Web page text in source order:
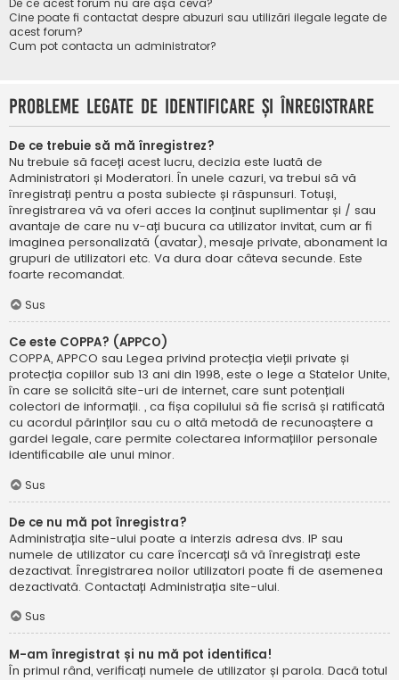
De ce acest forum nu are așa ceva?
Cine poate fi contactat despre abuzuri sau utilizări ilegale legate de
acest forum?
Cum pot contacta un administrator?
Probleme legate de identificare și înregistrare
De ce trebuie să mă înregistrez?
Nu trebuie să faceți acest lucru, decizia este luată de
Administratori și Moderatori. În unele cazuri, va trebui să vă
înregistrați pentru a posta subiecte și răspunsuri. Totuși,
înregistrarea vă va oferi acces la conținut suplimentar și / sau
avantaje de care nu v-ați bucura ca utilizator invitat, cum ar fi
imaginea personalizată (avatar), mesaje private, abonament la
grupuri de utilizatori etc. Va dura doar câteva secunde. Este
foarte recomandat.
Sus
Ce este COPPA? (APPCO)
COPPA, APPCO sau Legea privind protecția vieții private și
protecția copiilor sub 13 ani din 1998, este o lege a Statelor Unite,
în care se solicită site-uri de internet, care sunt potențiali
colectori de informații. , ca fișa copilului să fie scrisă și ratificată
cu acordul părinților sau cu o altă metodă de recunoaștere a
gardei legale, care permite colectarea informațiilor personale
identificabile ale unui minor.
Sus
De ce nu mă pot înregistra?
Administrația site-ului poate a interzis adresa dvs. IP sau
numele de utilizator cu care încercați să vă înregistrați este
dezactivat. Înregistrarea noilor utilizatori poate fi de asemenea
dezactivată. Contactați Administrația site-ului.
Sus
M-am înregistrat și nu mă pot identifica!
În primul rând, verificați numele de utilizator și parola. Dacă totul